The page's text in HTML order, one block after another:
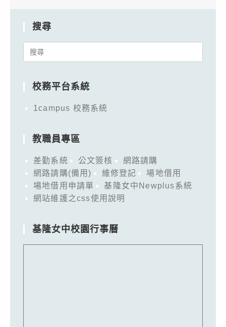
搜尋
Search
校務平台系統
1campus 校務系統
教職員專區
差勤系統 公文簽核
網路請購
網路請購(備用)
維修登記
場地借用
場地借用申請單
基隆女中Newplus系統
網站維護之css使用說明
基隆女中校園行事曆